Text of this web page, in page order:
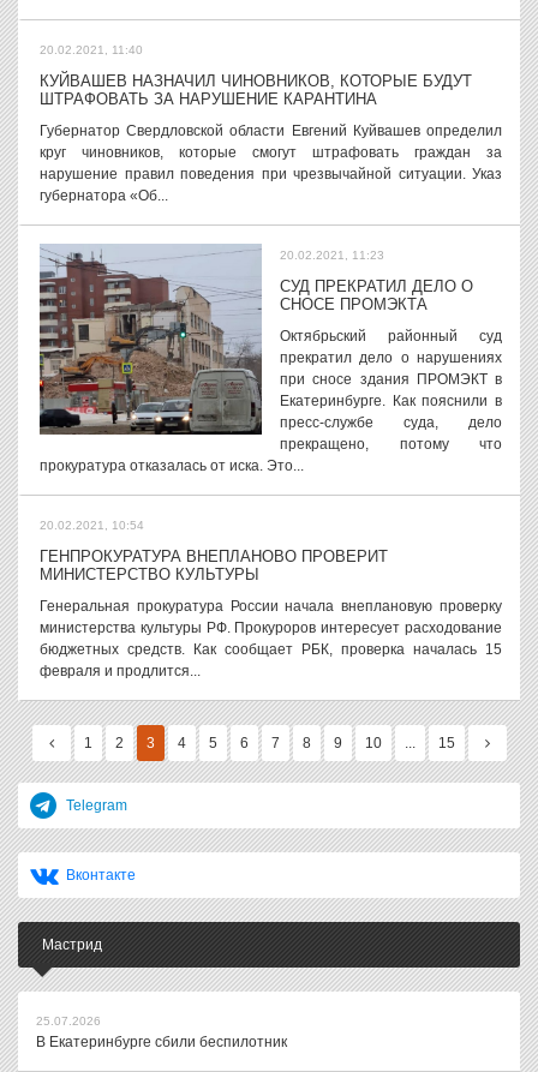
20.02.2021, 11:40
КУЙВАШЕВ НАЗНАЧИЛ ЧИНОВНИКОВ, КОТОРЫЕ БУДУТ
ШТРАФОВАТЬ ЗА НАРУШЕНИЕ КАРАНТИНА
Губернатор Свердловской области Евгений Куйвашев определил
круг чиновников, которые смогут штрафовать граждан за
нарушение правил поведения при чрезвычайной ситуации. Указ
губернатора «Об...
20.02.2021, 11:23
СУД ПРЕКРАТИЛ ДЕЛО О
СНОСЕ ПРОМЭКТА
Октябрьский районный суд
прекратил дело о нарушениях
при сносе здания ПРОМЭКТ в
Екатеринбурге. Как пояснили в
пресс-службе суда, дело
прекращено, потому что
прокуратура отказалась от иска. Это...
20.02.2021, 10:54
ГЕНПРОКУРАТУРА ВНЕПЛАНОВО ПРОВЕРИТ
МИНИСТЕРСТВО КУЛЬТУРЫ
Генеральная прокуратура России начала внеплановую проверку
министерства культуры РФ. Прокуроров интересует расходование
бюджетных средств. Как сообщает РБК, проверка началась 15
февраля и продлится...
1 2 3 4 5 6 7 8 9 10 ... 15
Telegram
Вконтакте
Мастрид
25.07.2026
В Екатеринбурге сбили беспилотник